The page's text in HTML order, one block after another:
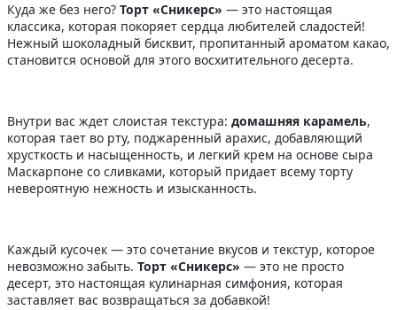
Куда же без него? Торт «Сникерс» — это настоящая
классика, которая покоряет сердца любителей сладостей!
Нежный шоколадный бисквит, пропитанный ароматом какао,
становится основой для этого восхитительного десерта.
Внутри вас ждет слоистая текстура: домашняя карамель,
которая тает во рту, поджаренный арахис, добавляющий
хрусткость и насыщенность, и легкий крем на основе сыра
Маскарпоне со сливками, который придает всему торту
невероятную нежность и изысканность.
Каждый кусочек — это сочетание вкусов и текстур, которое
невозможно забыть. Торт «Сникерс» — это не просто
десерт, это настоящая кулинарная симфония, которая
заставляет вас возвращаться за добавкой!